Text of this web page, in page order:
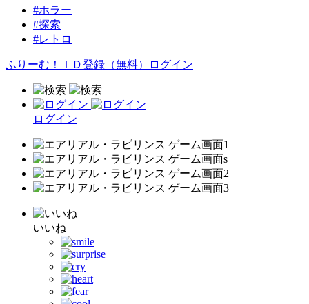
#ホラー
#探索
#レトロ
ふりーむ！ＩＤ登録（無料） ログイン
ログイン
いいね